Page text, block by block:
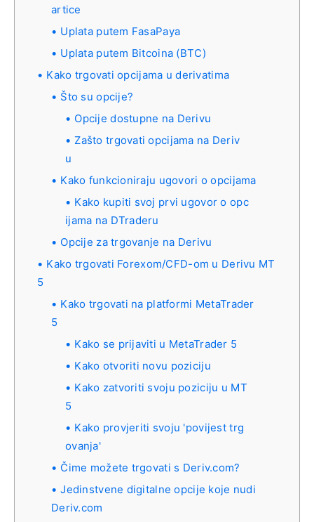
artice
Uplata putem FasaPaya
Uplata putem Bitcoina (BTC)
Kako trgovati opcijama u derivatima
Što su opcije?
Opcije dostupne na Derivu
Zašto trgovati opcijama na Deriv
u
Kako funkcioniraju ugovori o opcijama
Kako kupiti svoj prvi ugovor o opc
ijama na DTraderu
Opcije za trgovanje na Derivu
Kako trgovati Forexom/CFD-om u Derivu MT
5
Kako trgovati na platformi MetaTrader
5
Kako se prijaviti u MetaTrader 5
Kako otvoriti novu poziciju
Kako zatvoriti svoju poziciju u MT
5
Kako provjeriti svoju 'povijest trg
ovanja'
Čime možete trgovati s Deriv.com?
Jedinstvene digitalne opcije koje nudi
Deriv.com